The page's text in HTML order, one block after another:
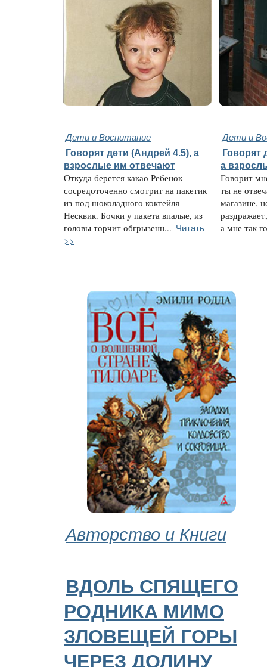
Дети и Воспитание Дети и
Говорят дети (Андрей 4.5), а
взрослые им отвечают
Откуда берется какао Ребенок
сосредоточенно смотрит на пакетик
из-под шоколадного коктейля
Несквик. Бочки у пакета впалые, из
головы торчит обгрызенн... Читать
>>
Говорят
а
Говорит
ты не
магазине,
а мне так
Авторство и Книги
ВДОЛЬ СПЯЩЕГО
РОДНИКА МИМО
ЗЛОВЕЩЕЙ ГОРЫ
ЧЕРЕЗ ДОЛИНУ